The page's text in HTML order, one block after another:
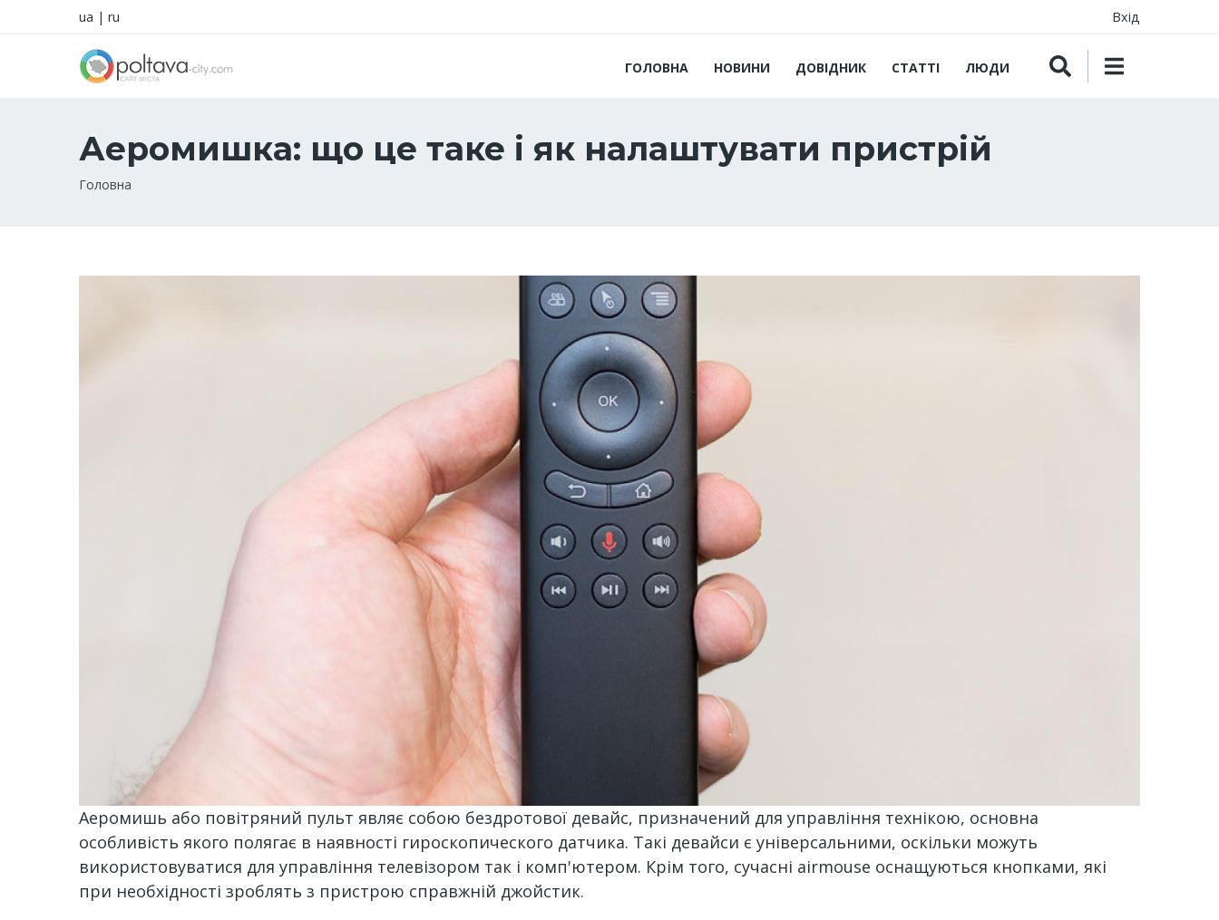
ua | ru Вхід
ГОЛОВНА НОВИНИ ДОВІДНИК СТАТТІ ЛЮДИ
Аеромишка: що це таке і як налаштувати пристрій
Рядок
Головна
Аеромишь або повітряний пульт являє собою бездротової девайс, призначений для управління технікою, основна
особливість якого полягає в наявності гироскопического датчика. Такі девайси є універсальними, оскільки можуть
використовуватися для управління телевізором так і комп'ютером. Крім того, сучасні airmouse оснащуються кнопками, які
при необхідності зроблять з пристрою справжній джойстик.